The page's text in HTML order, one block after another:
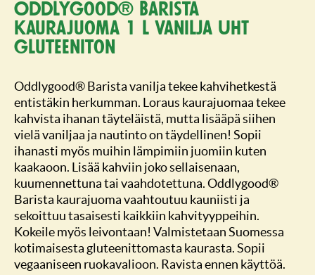
Oddlygood® Barista
kaurajuoma 1 l vanilja UHT
gluteeniton
Oddlygood® Barista vanilja tekee kahvihetkestä
entistäkin herkumman. Loraus kaurajuomaa tekee
kahvista ihanan täyteläistä, mutta lisääpä siihen
vielä vaniljaa ja nautinto on täydellinen! Sopii
ihanasti myös muihin lämpimiin juomiin kuten
kaakaoon. Lisää kahviin joko sellaisenaan,
kuumennettuna tai vaahdotettuna. Oddlygood®
Barista kaurajuoma vaahtoutuu kauniisti ja
sekoittuu tasaisesti kaikkiin kahvityyppeihin.
Kokeile myös leivontaan! Valmistetaan Suomessa
kotimaisesta gluteenittomasta kaurasta. Sopii
vegaaniseen ruokavalioon. Ravista ennen käyttöä.